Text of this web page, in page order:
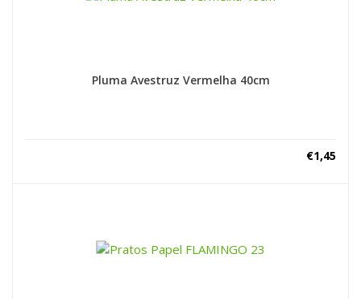
Pluma Avestruz Vermelha 40cm
€1,45